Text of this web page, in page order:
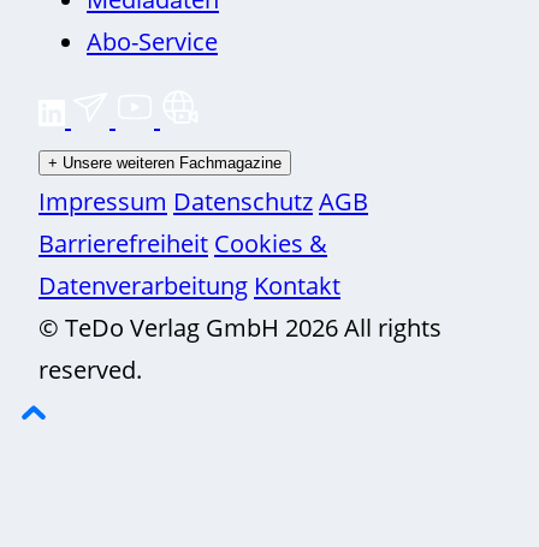
Abo-Service
+ Unsere weiteren Fachmagazine
Impressum DatenschutzAGB
Barrierefreiheit Cookies &
Datenverarbeitung Kontakt
© TeDo Verlag GmbH 2026 All rights
reserved.